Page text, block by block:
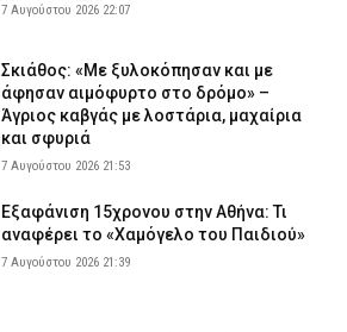
7 Αυγούστου 2026 22:07
Σκιάθος: «Με ξυλοκόπησαν και με
άφησαν αιμόφυρτο στο δρόμο» –
Άγριος καβγάς με λοστάρια, μαχαίρια
και σφυριά
7 Αυγούστου 2026 21:53
Εξαφάνιση 15χρονου στην Αθήνα: Τι
αναφέρει το «Χαμόγελο του Παιδιού»
7 Αυγούστου 2026 21:39